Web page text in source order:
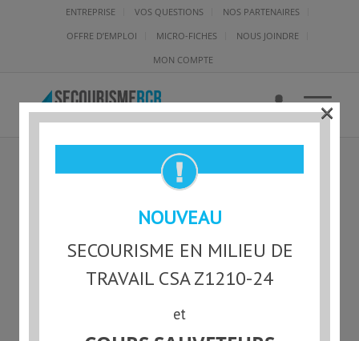
ENTREPRISE VOS QUESTIONS
NOS PARTENAIRES
OFFRE D’EMPLOI
MICRO-FICHES
NOUS JOINDRE
MON COMPTE
SMG-L-100861 – OCEANE
ROBERGE THERRIEN
Statut actuel
NOUVEAU
SECOURISME EN MILIEU DE
TRAVAIL CSA Z1210-24
et
×